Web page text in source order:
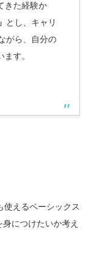
きた経験か
とし、キャリ
がら、自分の
す。
使えるベーシックス
につけたいか考え